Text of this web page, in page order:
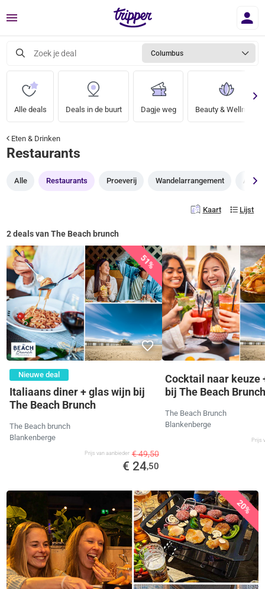
Menu
Zoek je deal Columbus
Alle deals Deals in de buurt Dagje weg Beauty & Wellness
Eten & Drinken
Restaurants
Alle Restaurants Proeverij Wandelarrangement All
Kaart Lijst
2 deals van The Beach brunch
51%
Nieuwe deal
Italiaans diner + glas wijn bij
The Beach Brunch
The Beach brunch
Blankenberge
Prijs van aanbieder € 49,50
€ 24,50
Cocktail naar keuze
bij The Beach Brunch
The Beach Brunch
Blankenberge
Prijs
20%